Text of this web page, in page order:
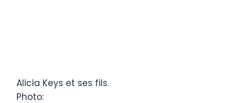
Alicia Keys et ses fils.
Photo: